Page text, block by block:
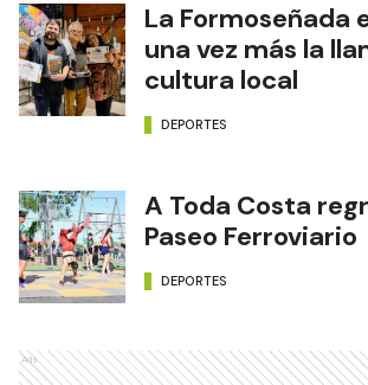
La Formoseñada
una vez más la
cultura local
DEPORTES
A Toda Costa
Paseo Ferroviario
DEPORTES
Ads